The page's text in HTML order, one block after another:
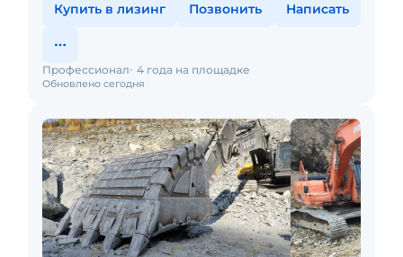
Купить в лизинг Позвонить Написать
Обновлено сегодня
Профессионал 4 года на площадке